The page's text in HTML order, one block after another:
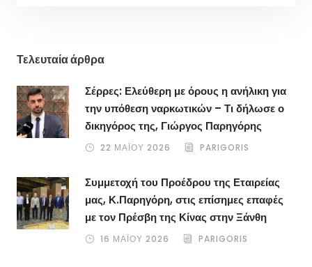
Τελευταία άρθρα
Σέρρες: Ελεύθερη με όρους η ανήλικη για
την υπόθεση ναρκωτικών – Τι δήλωσε ο
δικηγόρος της, Γιώργος Παρηγόρης
22 ΜΑΪ́ΟΥ 2026 PARIGORIS
Συμμετοχή του Προέδρου της Εταιρείας
μας, Κ.Παρηγόρη, στις επίσημες επαφές
με τον Πρέσβη της Κίνας στην Ξάνθη
16 ΜΑΪ́ΟΥ 2026 PARIGORIS